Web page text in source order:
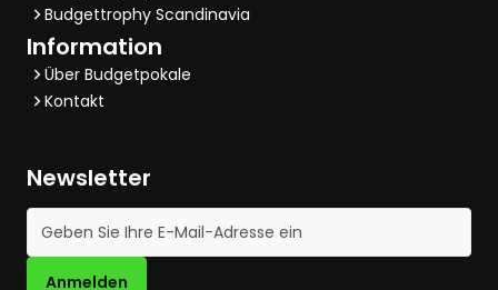
Budgettrophy Scandinavia
Information
Über Budgetpokale
Kontakt
Newsletter
E-Mail-Adresse
Anmelden